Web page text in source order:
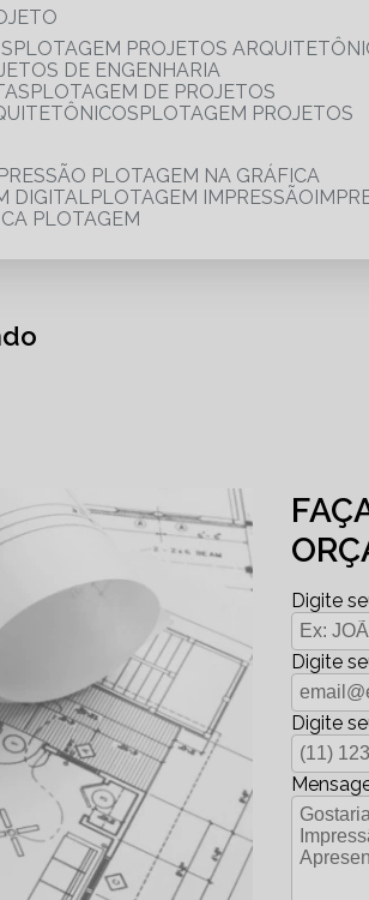
PLOTAGEM PROJETOS
DE ENGENHARIA
PLOTAGEM DE PROJETOS
PLOTAGEM PROJETOS
PLOTAGEM NA GRÁFICA
DIGITAL PLOTAGEM IMPRESSÃO
PLOTAGEM
Digite
Digite
Digite